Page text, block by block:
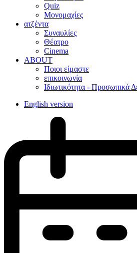
Quiz
Μονομαχίες
ατζέντα
Συναυλίες
Θέατρο
Cinema
ABOUT
Ποιοι είμαστε
επικοινωνία
Ιδιωτικότητα - Προσωπικά
English version